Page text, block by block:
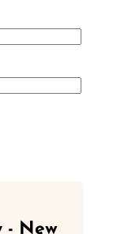
- New